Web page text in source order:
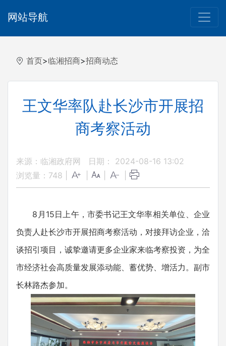
网站导航
首页>临湘招商>招商动态
王文华率队赴长沙市开展招
商考察活动
来源：临湘政府网
日期： 2024-08-16 13:02
浏览量： 748
8月15日上午，市委书记王文华率相关单位、企业
负责人赴长沙市开展招商考察活动，对接拜访企业，洽
谈招引项目，诚挚邀请更多企业家来临考察投资，为全
市经济社会高质量发展添动能、蓄优势、增活力。副市
长林路杰参加。